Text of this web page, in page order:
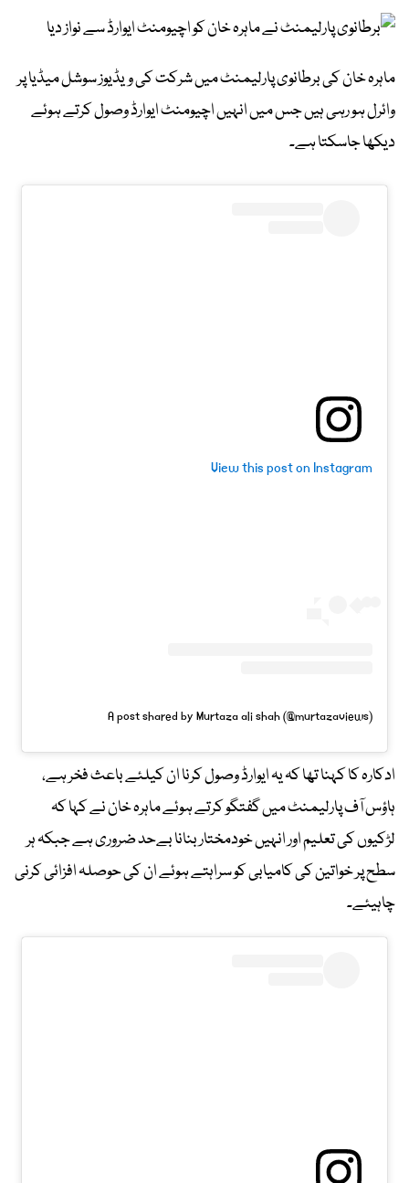
ماہرہ خان کی برطانوی پارلیمنٹ میں شرکت کی ویڈیوز سوشل میڈیا پر
وائرل ہو رہی ہیں جس میں انہیں اچیومنٹ ایوارڈ وصول کرتے ہوئے
دیکھا جاسکتا ہے۔
View this post on Instagram
A post shared by Murtaza ali shah (@murtazaviews)
ادکارہ کا کہنا تھا کہ یہ ایوارڈ وصول کرنا ان کیلئے باعث فخر ہے،
ہاؤس آف پارلیمنٹ میں گفتگو کرتے ہوئے ماہرہ خان نے کہا کہ
لڑکیوں کی تعلیم اور انہیں خودمختار بنانا بےحد ضروری ہے جبکہ ہر
سطح پر خواتین کی کامیابی کو سراہتے ہوئے ان کی حوصلہ افزائی کرنی
چاہیئے۔